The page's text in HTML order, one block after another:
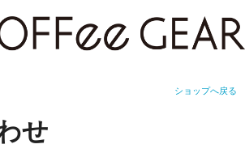
ショップへ戻る
せ